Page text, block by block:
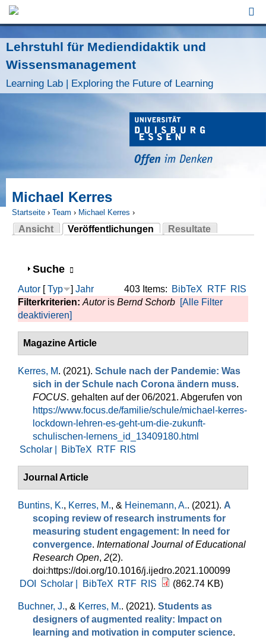
Lehrstuhl für Mediendidaktik und
Wissensmanagement
Learning Lab | Exploring the Future of Learning
Michael Kerres
Sie sind hier
Startseite › Team › Michael Kerres ›
Ansicht
Veröffentlichungen
(aktiver Reiter)
Resultate
Anzeigen
Suche
403 Items: BibTeX RTF RIS
Autor [Typ ] Jahr
Filterkriterien: Autoris Bernd Schorb [Alle Filter
deaktivieren]
Magazine Article
Kerres, M. (2021). Schule nach der Pandemie: Was
sich in der Schule nach Corona ändern muss.
FOCUS. gehalten auf der 06/2021. Abgerufen von
https://www.focus.de/familie/schule/michael-kerres-
lockdown-lehren-es-geht-um-die-zukunft-
schulischen-lernens_id_13409180.html
Scholar |
BibTeX RTF RIS
Journal Article
Buntins, K., Kerres, M., & Heinemann, A.. (2021). A
scoping review of research instruments for
measuring student engagement: In need for
convergence. International Journal of Educational
Research Open, 2(2).
doi:https://doi.org/10.1016/j.ijedro.2021.100099
DOI
Scholar | BibTeX RTF RIS (862.74 KB)
Buchner, J., & Kerres, M.. (2021). Students as
designers of augmented reality: Impact on
learning and motivation in computer science.